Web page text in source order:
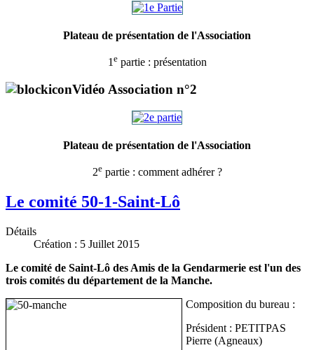
Plateau de présentation de l'Association
1 epartie : présentation
Vidéo Association n°2
Plateau de présentation de l'Association
2epartie : comment adhérer ?
Le comité 50-1-Saint-Lô
Détails
Création : 5 Juillet 2015
Le comité de Saint-Lô des Amis de la Gendarmerie est l'un des
trois comités du département de la Manche.
Composition du bureau :
Président : PETITPAS
Pierre (Agneaux)